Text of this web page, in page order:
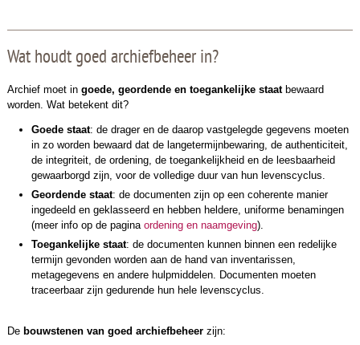
Wat houdt goed archiefbeheer in?
Archief moet in goede, geordende en toegankelijke staatbewaard
worden. Wat betekent dit?
Goede staat: de drager en de daarop vastgelegde gegevens moeten
in zo worden bewaard dat de langetermijnbewaring, de authenticiteit,
de integriteit, de ordening, de toegankelijkheid en de leesbaarheid
gewaarborgd zijn, voor de volledige duur van hun levenscyclus.
Geordende staat: de documenten zijn op een coherente manier
ingedeeld en geklasseerd en hebben heldere, uniforme benamingen
(meer info op de pagina ordening en naamgeving).
Toegankelijke staat: de documenten kunnen binnen een redelijke
termijn gevonden worden aan de hand van inventarissen,
metagegevens en andere hulpmiddelen. Documenten moeten
traceerbaar zijn gedurende hun hele levenscyclus.
De bouwstenen van goed archiefbeheerzijn: